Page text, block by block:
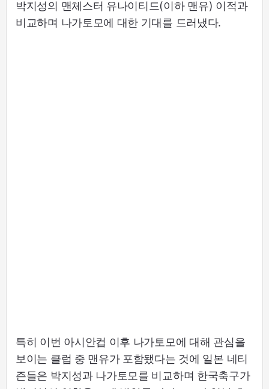
박지성의 맨체스터 유나이티드(이하 맨유) 이적과
비교하며 나가토모에 대한 기대를 드러냈다.
특히 이번 아시안컵 이후 나가토모에 대해 관심을
보이는 클럽 중 맨유가 포함됐다는 것에 일본 네티
즌들은 박지성과 나가토모를 비교하며 한국축구가